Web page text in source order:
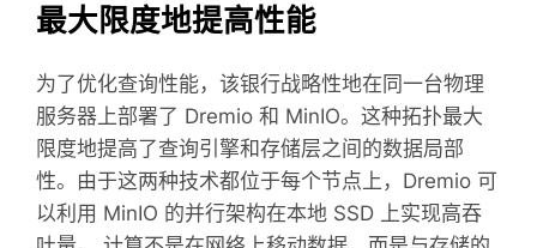
最大限度地提高性能
为了优化查询性能，该银行战略性地在同一台物理
服务器上部署了 Dremio 和 MinIO。这种拓扑最大
限度地提高了查询引擎和存储层之间的数据局部
性。由于这两种技术都位于每个节点上，Dremio 可
以利用 MinIO 的并行架构在本地 SSD 上实现高吞